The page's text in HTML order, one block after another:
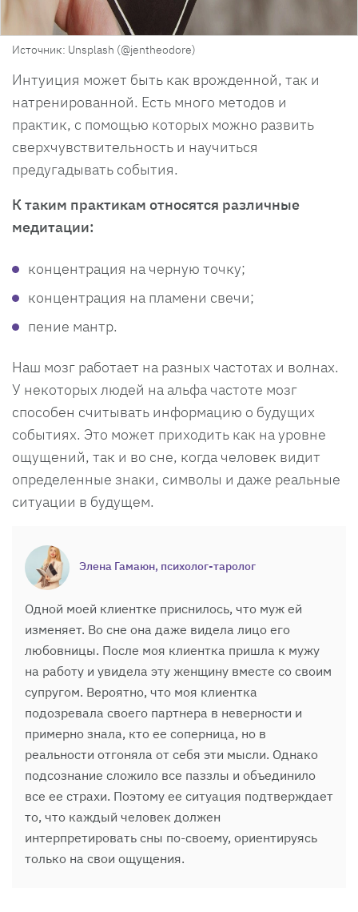
Источник: Unsplash (@jentheodore)
Интуиция может быть как врожденной, так и
натренированной. Есть много методов и
практик, с помощью которых можно развить
сверхчувствительность и научиться
предугадывать события.
К таким практикам относятся различные
медитации:
концентрация на черную точку;
концентрация на пламени свечи;
пение мантр.
Наш мозг работает на разных частотах и волнах.
У некоторых людей на альфа частоте мозг
способен считывать информацию о будущих
событиях. Это может приходить как на уровне
ощущений, так и во сне, когда человек видит
определенные знаки, символы и даже реальные
ситуации в будущем.
Элена Гамаюн, психолог-таролог
Одной моей клиентке приснилось, что муж ей
изменяет. Во сне она даже видела лицо его
любовницы. После моя клиентка пришла к мужу
на работу и увидела эту женщину вместе со своим
супругом. Вероятно, что моя клиентка
подозревала своего партнера в неверности и
примерно знала, кто ее соперница, но в
реальности отгоняла от себя эти мысли. Однако
подсознание сложило все паззлы и объединило
все ее страхи. Поэтому ее ситуация подтверждает
то, что каждый человек должен
интерпретировать сны по-своему, ориентируясь
только на свои ощущения.